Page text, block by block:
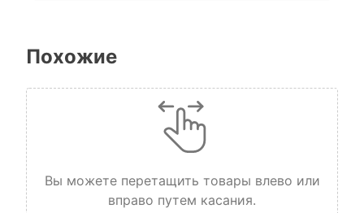
Похожие
Вы можете перетащить товары влево или
вправо путем касания.